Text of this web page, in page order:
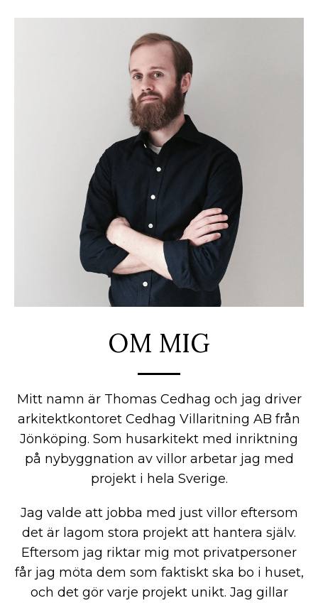
OM MIG
Mitt namn är Thomas Cedhag och jag driver
arkitektkontoret Cedhag Villaritning AB från
Jönköping. Som husarkitekt med inriktning
på nybyggnation av villor arbetar jag med
projekt i hela Sverige.
Jag valde att jobba med just villor eftersom
det är lagom stora projekt att hantera själv.
Eftersom jag riktar mig mot privatpersoner
får jag möta dem som faktiskt ska bo i huset,
och det gör varje projekt unikt. Jag gillar